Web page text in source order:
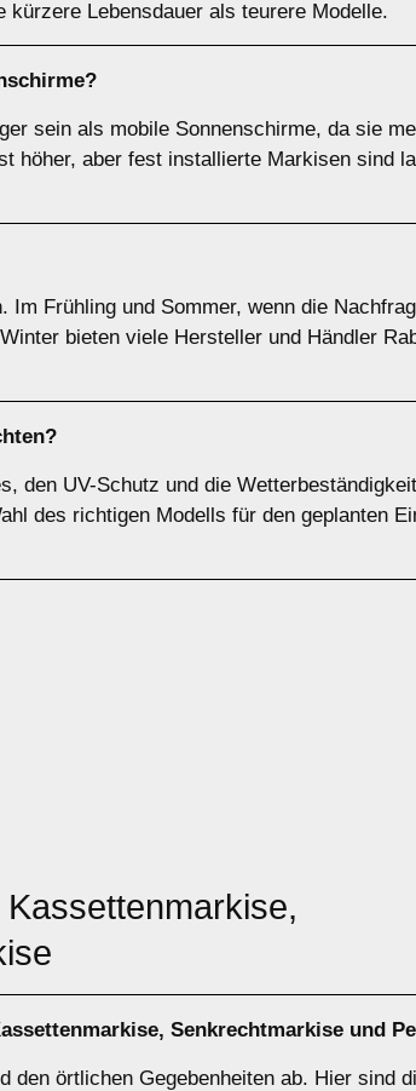
kürzere Lebensdauer als teurere Modelle.
sein als mobile Sonnenschirme, da sie
höher, aber fest installierte Markisen sind
Frühling und Sommer, wenn die
bieten viele Hersteller und Händler
den UV-Schutz und die
des richtigen Modells für den geplanten
, Senkrechtmarkise und
den örtlichen Gegebenheiten ab. Hier sind